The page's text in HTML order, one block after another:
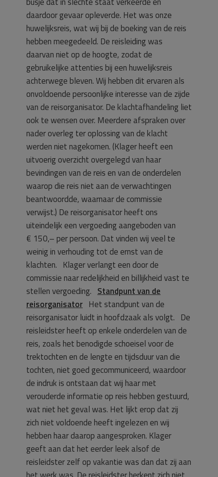
daardoor gevaar opleverde. Het was onze
huwelijksreis, wat wij bij de boeking van de reis
hebben meegedeeld. De reisleiding was
daarvan niet op de hoogte, zodat de
gebruikelijke attenties bij een huwelijksreis
achterwege bleven. Wij hebben dit ervaren als
onvoldoende persoonlijke interesse van de zijde
van de reisorganisator. De klachtafhandeling liet
ook te wensen over. Meerdere afspraken over
nader overleg ter oplossing van de klacht
werden niet nagekomen. (Klager heeft een
uitvoerig overzicht overgelegd van haar
bevindingen van de reis en van de onderdelen
waarop die reis niet aan de verwachtingen
beantwoordde, waarnaar de commissie
verwijst.) De reisorganisator heeft ons
uiteindelijk een vergoeding aangeboden van
€ 150,– per persoon. Dat vinden wij veel te
weinig in verhouding tot de ernst van de
klachten. Klager verlangt een door de
commissie naar redelijkheid en billijkheid vast te
stellen vergoeding. Standpunt van de
reisorganisator Het standpunt van de
reisorganisator luidt in hoofdzaak als volgt. De
reisleidster heeft op enkele onderdelen van de
reis, zoals het benodigde schoeisel voor de
trektochten en de lengte en tijdsduur van die
tochten, niet goed gecommuniceerd, waardoor
de indruk is ontstaan dat wij haar met
verouderde informatie op reis hebben gestuurd,
wat niet het geval was. Het lijkt erop dat zij
zich niet voldoende heeft ingelezen en wij
hebben haar daarop aangesproken. Klager
geeft aan dat het eerder leek alsof de
reisleidster zelf op vakantie was dan dat zij aan